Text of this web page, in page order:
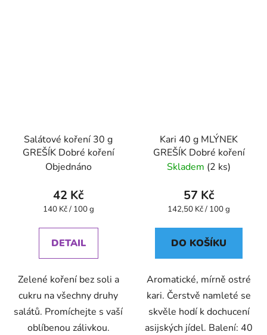
Salátové koření 30 g
GREŠÍK Dobré koření
Objednáno
42 Kč
Měrná
140 Kč / 100 g
DETAIL
Zelené koření bez soli a
cukru na všechny druhy
salátů. Promíchejte s vaší
oblíbenou zálivkou.
Kari 40 g MLÝNEK
GREŠÍK Dobré koření
Skladem (2 ks)
57 Kč
Měrná
142,50 Kč / 100 g
DO KOŠÍKU
Aromatické, mírně ostré
kari. Čerstvě namleté se
skvěle hodí k dochucení
asijských jídel. Balení: 40